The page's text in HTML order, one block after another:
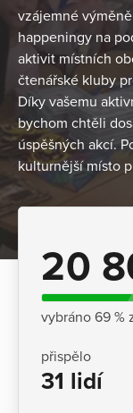
vzájemné
happeningy na
aktivit místních
čtenářské kluby
Díky vašemu
bychom chtěli
úspěšných akcí.
kulturnější místo
20
vybráno 69 %
přispělo
31 lidí